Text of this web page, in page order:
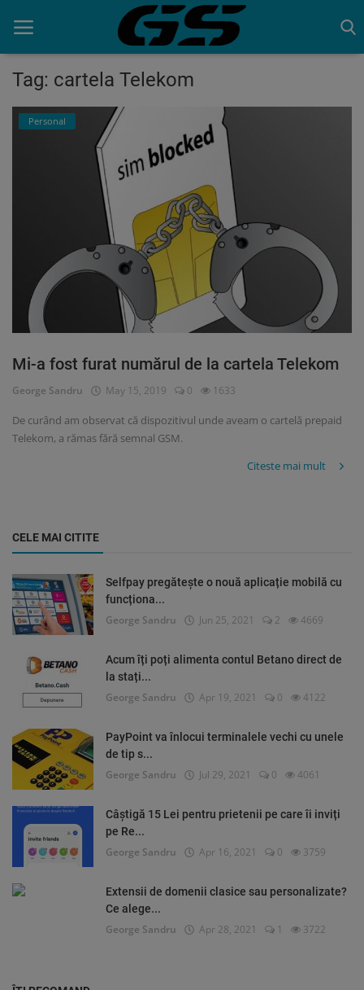
Acasa
Tag: cartela Telekom
Personal
Mi-a fost furat numărul de la cartela Telekom
George Sandru May 15, 2019 0 1633
De curând am observat că dispozitivul unde aveam o cartelă prepaid
Telekom, a rămas fără semnal GSM.
Citeste mai mult
CELE MAI CITITE
Selfpay pregătește o nouă aplicație mobilă cu
funcționa...
George Sandru Jun 25, 2021 2 4669
Acum îți poți alimenta contul Betano direct de
la stați...
George Sandru Apr 19, 2021 0 4122
PayPoint va înlocui terminalele vechi cu unele
de tip s...
George Sandru Jul 29, 2021 0 4061
Câștigă 15 Lei pentru prietenii pe care îi inviți
pe Re...
George Sandru Apr 16, 2021 0 3759
Extensii de domenii clasice sau personalizate?
Ce alege...
George Sandru Apr 28, 2021 1 3722